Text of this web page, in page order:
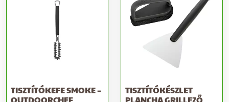
TISZTÍTÓKEFE SMOKE –
TISZTÍTÓKÉSZLET